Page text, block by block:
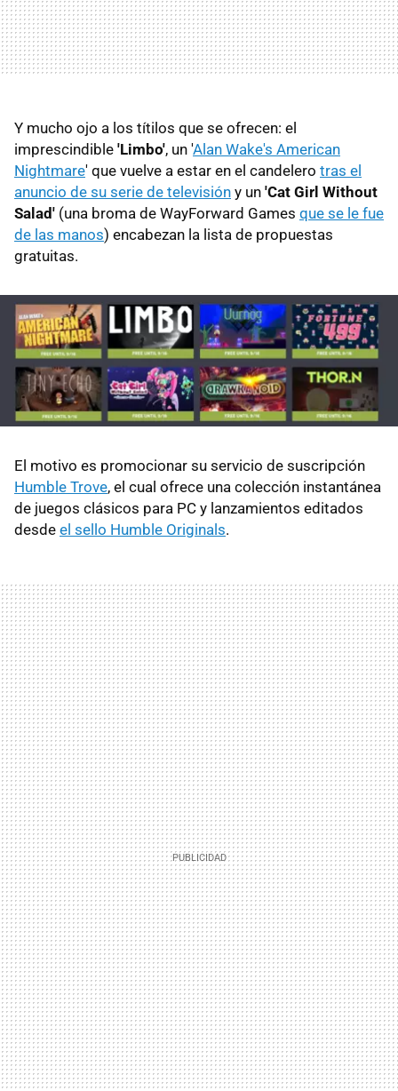
Y mucho ojo a los títilos que se ofrecen: el
imprescindible 'Limbo', un 'Alan Wake's American
Nightmare' que vuelve a estar en el candelero tras el
anuncio de su serie de televisión y un 'Cat Girl Without
Salad' (una broma de WayForward Games que se le fue
de las manos) encabezan la lista de propuestas
gratuitas.
El motivo es promocionar su servicio de suscripción
Humble Trove, el cual ofrece una colección instantánea
de juegos clásicos para PC y lanzamientos editados
desde el sello Humble Originals.